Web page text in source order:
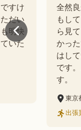
け
い
快
た
全然良
もして
ら見て
かった
はして
です。
す。
東京都
出張買